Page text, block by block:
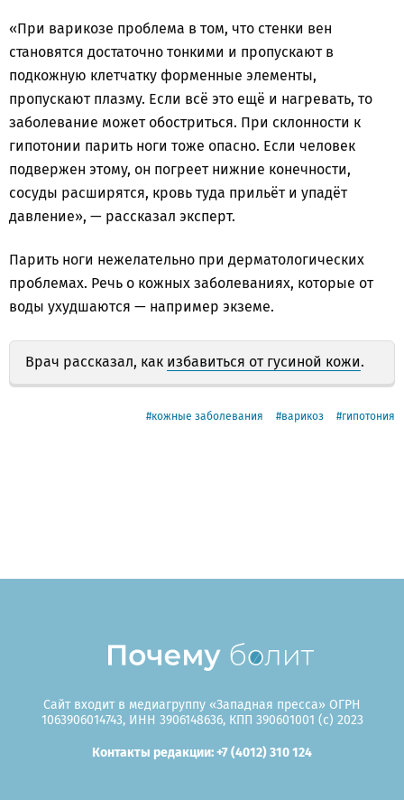
«При варикозе проблема в том, что стенки вен
становятся достаточно тонкими и пропускают в
подкожную клетчатку форменные элементы,
пропускают плазму. Если всё это ещё и нагревать, то
заболевание может обостриться. При склонности к
гипотонии парить ноги тоже опасно. Если человек
подвержен этому, он погреет нижние конечности,
сосуды расширятся, кровь туда прильёт и упадёт
давление», — рассказал эксперт.
Парить ноги нежелательно при дерматологических
проблемах. Речь о кожных заболеваниях, которые от
воды ухудшаются — например экземе.
Врач рассказал, как избавиться от гусиной кожи.
кожные заболевания варикоз гипотония
Сайт входит в медиагруппу «Западная пресса» ОГРН
1063906014743, ИНН 3906148636, КПП 390601001 (c) 2023
Контакты редакции: +7 (4012) 310 124